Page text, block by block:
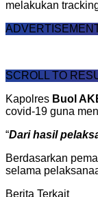
melakukan
SCROLL TO
Kapolres Buol
covid-19 guna
“Dari hasil
Berdasarkan
selama
Berita Terkait